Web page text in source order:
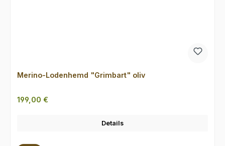
Merino-Lodenhemd "Grimbart" oliv
Regulärer Preis:
199,00 €
Details